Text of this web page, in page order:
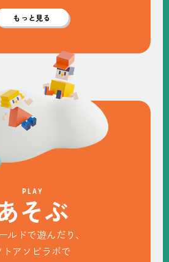
もっと見る
PLAY
そぶ
ルドで遊んだり、
トアソビラボで